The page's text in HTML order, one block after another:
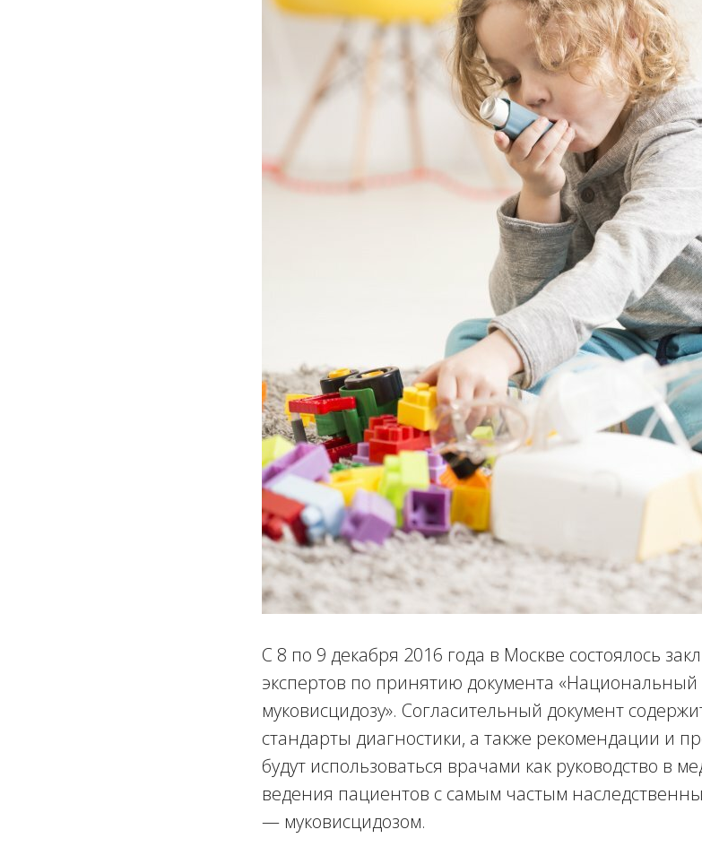
С 8 по 9 декабря 2016 года в Москве состоялось
экспертов по принятию документа «Национальный
муковисцидозу». Согласительный документ
стандарты диагностики, а также рекомендации и
будут использоваться врачами как руководство в
ведения пациентов с самым частым
— муковисцидозом.